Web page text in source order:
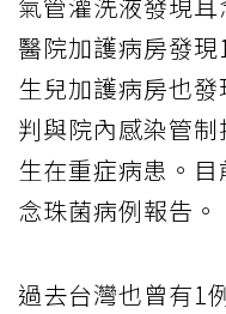
氣管灌洗液發現
醫院加護病房發
生兒加護病房也
判與院內感染管
生在重症病患。
念珠菌病例報告。
過去台灣也曾有1